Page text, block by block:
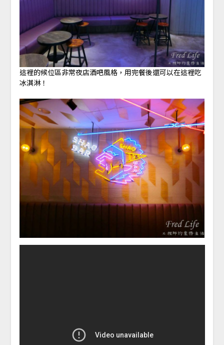
這裡的候位區非常夜店酒吧風格，用完餐後還可以在這裡吃
冰淇淋！